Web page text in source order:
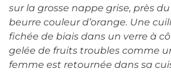
sur la grosse nappe grise, près
beurre couleur d’orange. Une
fichée de biais dans un verre à
gelée de fruits troubles comme
femme est retournée dans sa